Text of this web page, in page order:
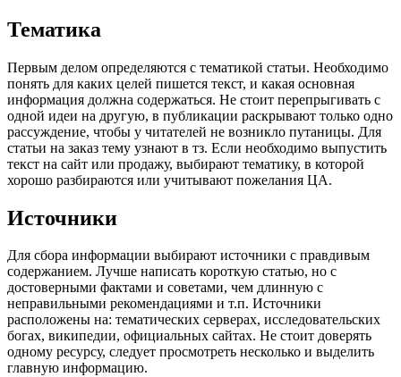
Тематика
Первым делом определяются с тематикой статьи. Необходимо
понять для каких целей пишется текст, и какая основная
информация должна содержаться. Не стоит перепрыгивать с
одной идеи на другую, в публикации раскрывают только одно
рассуждение, чтобы у читателей не возникло путаницы. Для
статьи на заказ тему узнают в тз. Если необходимо выпустить
текст на сайт или продажу, выбирают тематику, в которой
хорошо разбираются или учитывают пожелания ЦА.
Источники
Для сбора информации выбирают источники с правдивым
содержанием. Лучше написать короткую статью, но с
достоверными фактами и советами, чем длинную с
неправильными рекомендациями и т.п. Источники
расположены на: тематических серверах, исследовательских
богах, википедии, официальных сайтах. Не стоит доверять
одному ресурсу, следует просмотреть несколько и выделить
главную информацию.